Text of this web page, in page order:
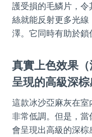
護受損的毛鱗片，
絲就能反射更多光
澤。它同時有助於鎖
真實上色效果
呈現的高級深
這款冰沙亞麻灰在室
非常低調。但是，
會呈現出高級的深